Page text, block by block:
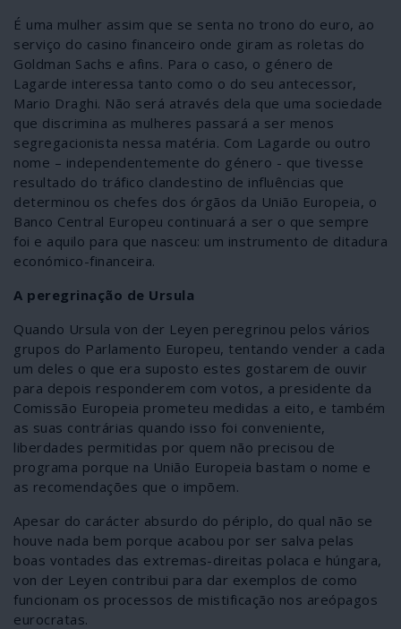
É uma mulher assim que se senta no trono do euro, ao
serviço do casino financeiro onde giram as roletas do
Goldman Sachs e afins. Para o caso, o género de
Lagarde interessa tanto como o do seu antecessor,
Mario Draghi. Não será através dela que uma sociedade
que discrimina as mulheres passará a ser menos
segregacionista nessa matéria. Com Lagarde ou outro
nome – independentemente do género - que tivesse
resultado do tráfico clandestino de influências que
determinou os chefes dos órgãos da União Europeia, o
Banco Central Europeu continuará a ser o que sempre
foi e aquilo para que nasceu: um instrumento de ditadura
económico-financeira.
A peregrinação de Ursula
Quando Ursula von der Leyen peregrinou pelos vários
grupos do Parlamento Europeu, tentando vender a cada
um deles o que era suposto estes gostarem de ouvir
para depois responderem com votos, a presidente da
Comissão Europeia prometeu medidas a eito, e também
as suas contrárias quando isso foi conveniente,
liberdades permitidas por quem não precisou de
programa porque na União Europeia bastam o nome e
as recomendações que o impõem.
Apesar do carácter absurdo do périplo, do qual não se
houve nada bem porque acabou por ser salva pelas
boas vontades das extremas-direitas polaca e húngara,
von der Leyen contribui para dar exemplos de como
funcionam os processos de mistificação nos areópagos
eurocratas.